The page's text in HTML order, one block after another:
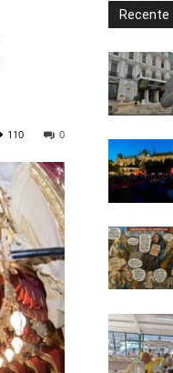
0
110
Recente